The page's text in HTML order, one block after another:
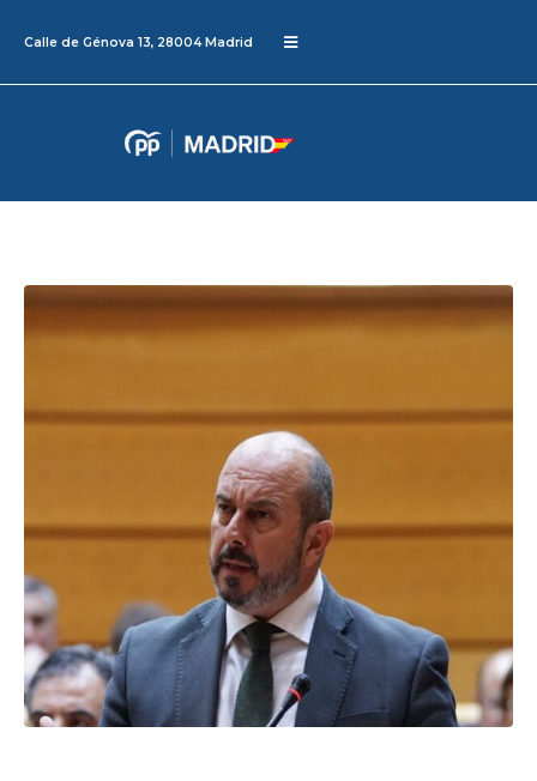
Calle de Génova 13, 28004 Madrid